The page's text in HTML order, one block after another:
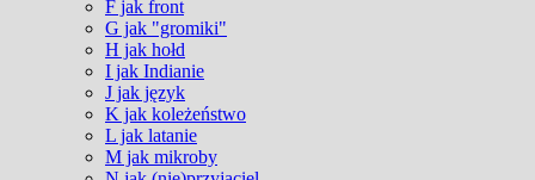
F jak front
G jak "gromiki"
H jak hołd
I jak Indianie
J jak język
K jak koleżeństwo
L jak latanie
M jak mikroby